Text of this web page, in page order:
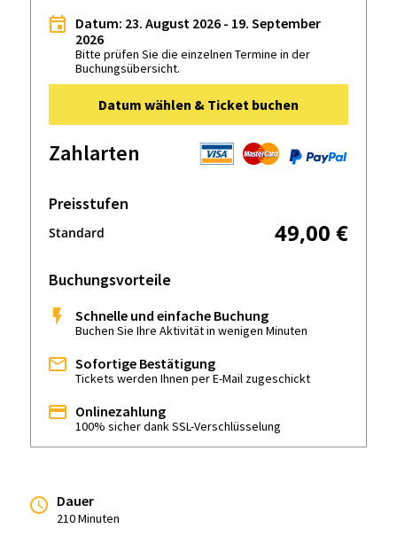
Datum: 23. August 2026 - 19. September
2026
Bitte prüfen Sie die einzelnen Termine in der
Buchungsübersicht.
Datum wählen & Ticket buchen
Zahlarten
Preisstufen
Standard 49,00 €
Buchungsvorteile
Schnelle und einfache Buchung
Buchen Sie Ihre Aktivität in wenigen Minuten
Sofortige Bestätigung
Tickets werden Ihnen per E-Mail zugeschickt
Onlinezahlung
100% sicher dank SSL-Verschlüsselung
Dauer
210 Minuten